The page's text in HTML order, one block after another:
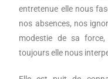
entretenue elle nous
nos absences, nos
modestie de sa
toujours elle nous